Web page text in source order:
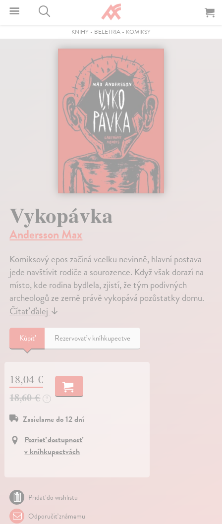
KNIHY - BELETRIA - KOMIKSY
Vykopávka
Andersson Max
Komiksový epos začíná vcelku nevinně, hlavní postava
jede navštívit rodiče a sourozence. Když však dorazí na
místo, kde rodina bydlela, zjistí, že tým podivných
archeologů ze země právě vykopává pozůstatky domu.
Čítať ďalej ↓
Kúpiť Rezervovať v kníhkupectve
18,04 €
18,60 €
?
Zasielame do 12 dní
Pozrieť dostupnosť
v kníhkupectvách
Pridať do wishlistu
Odporučiť známemu